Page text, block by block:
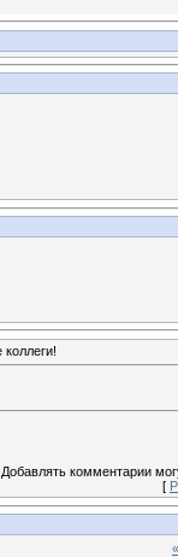
Добавлять комментарии
[
«